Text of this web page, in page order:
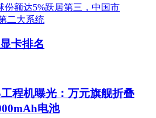
卡排名
程机曝光：万元旗舰折叠
电池